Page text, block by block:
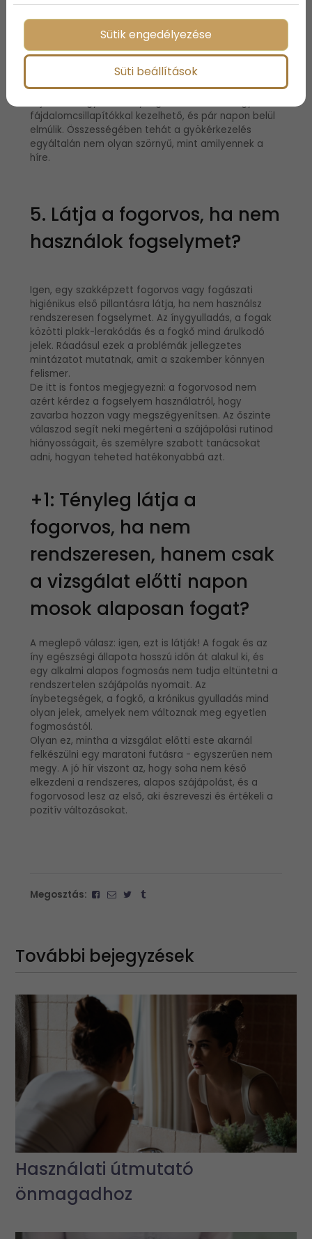
A beavatkozás előtt a fogorvos hatékony helyi
érzéstelenítést alkalmaz, így a kezelés során
minimális kellemetlenséget érezhetsz csak. A
beszúrásának rövid, pillanatnyi érzése, de még ez is
jóval elviselhetőbb, mint ahogy azt sokan elképzelik.
Ami a gyökérkezelés után következhet, az enyhe
fájdalomcsillapítókkal kezelhető, és pár napon belül
elmúlik. Összességében tehát a gyökérkezelés
egyáltalán nem olyan szörnyű, mint amilyennek a
híre.
5. Látja a fogorvos, ha nem
használok fogselymet?
Igen, egy szakképzett fogorvos vagy fogászati
higiénikus első pillantásra látja, ha nem használsz
rendszeresen fogselymet. Az ínygyulladás, a fogak
közötti plakk-lerakódás és a fogkő mind árulkodó
jelek. Ráadásul ezek a problémák jellegzetes
mintázatot mutatnak, amit a szakember könnyen
felismer.
De itt is fontos megjegyezni: a fogorvosod nem
azért kérdez a fogselyem használatról, hogy
zavarba hozzon vagy megszégyenítsen. Az őszinte
válaszod segít neki megérteni a szájápolási rutinod
hiányosságait, és személyre szabott tanácsokat
adni, hogyan teheted hatékonyabbá azt.
+1: Tényleg látja a
fogorvos, ha nem
rendszeresen, hanem csak
a vizsgálat előtti napon
mosok alaposan fogat?
A meglepő válasz: igen, ezt is látják! A fogak és az
íny egészségi állapota hosszú időn át alakul ki, és
egy alkalmi alapos fogmosás nem tudja eltüntetni a
rendszertelen szájápolás nyomait. Az
ínybetegségek, a fogkő, a krónikus gyulladás mind
olyan jelek, amelyek nem változnak meg egyetlen
fogmosástól.
Olyan ez, mintha a vizsgálat előtti este akarnál
felkészülni egy maratoni futásra - egyszerűen nem
megy. A jó hír viszont az, hogy soha nem késő
elkezdeni a rendszeres, alapos szájápolást, és a
fogorvosod lesz az első, aki észreveszi és értékeli a
pozitív változásokat.
Megosztás:
További bejegyzések
Használati útmutató
önmagadhoz
Sütik engedélyezése
Süti beállítások